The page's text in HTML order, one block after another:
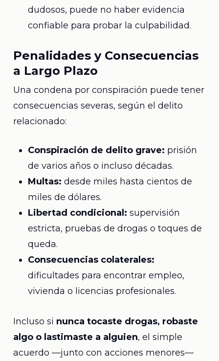
dudosos, puede no haber evidencia
confiable para probar la culpabilidad.
Penalidades y Consecuencias
a Largo Plazo
Una condena por conspiración puede tener
consecuencias severas, según el delito
relacionado:
Conspiración de delito grave: prisión
de varios años o incluso décadas.
Multas: desde miles hasta cientos de
miles de dólares.
Libertad condicional: supervisión
estricta, pruebas de drogas o toques de
queda.
Consecuencias colaterales:
dificultades para encontrar empleo,
vivienda o licencias profesionales.
Incluso si nunca tocaste drogas, robaste
algo o lastimaste a alguien, el simple
acuerdo —junto con acciones menores—